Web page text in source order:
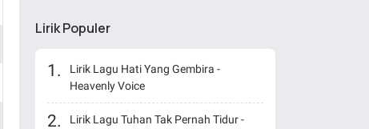
Lirik Populer
Lirik Lagu Hati Yang Gembira -
Heavenly Voice
Lirik Lagu Tuhan Tak Pernah Tidur -